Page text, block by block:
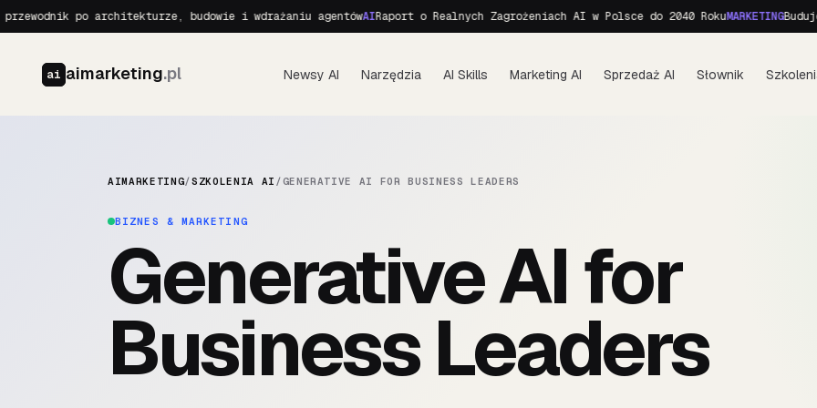
po architekturze, budowie i wdrażaniu agentówAIRaport o Realnych Zagrożeniach AI w Polsce do 2040 RokuMARKETING
ai aimarketing.pl Newsy AI Narzędzia AI Skills Marketing AI Sprzedaż AI Słownik
AIMARKETING/SZKOLENIA AI /GENERATIVE AI FOR BUSINESS LEADERS
BIZNES & MARKETING
Generative AI for
Business Leaders